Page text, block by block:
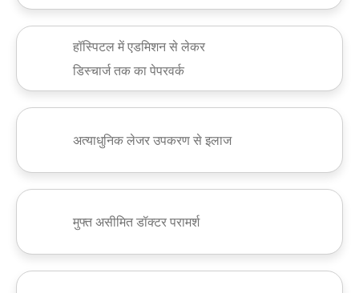
हॉस्पिटल में एडमिशन से लेकर
डिस्चार्ज तक का पेपरवर्क
अत्याधुनिक लेजर उपकरण से इलाज
मुफ्त असीमित डॉक्टर परामर्श